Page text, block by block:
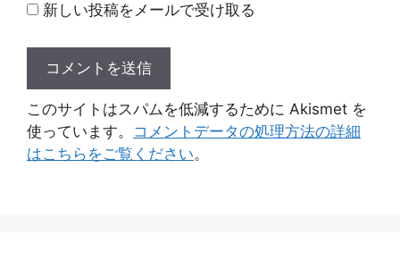
新しい投稿をメールで受け取る
このサイトはスパムを低減するために Akismet を
使っています。 コメントデータの処理方法の詳細
はこちらをご覧ください。